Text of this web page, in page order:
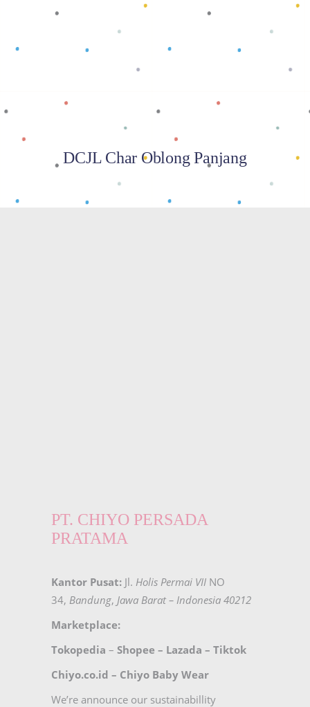
Baca selengkapnya
DCJL Char Oblong Panjang
PT. CHIYO PERSADA
PRATAMA
Kantor Pusat: Jl. Holis Permai VII NO
34, Bandung, Jawa Barat – Indonesia 40212
Marketplace:
Tokopedia – Shopee – Lazada – Tiktok
Chiyo.co.id – Chiyo Baby Wear
We’re announce our sustainabillity